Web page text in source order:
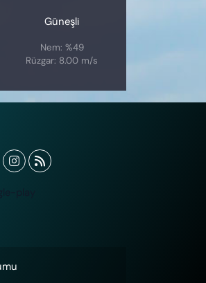
Güneşli
Nem: %49
Rüzgar: 8.00 m/s